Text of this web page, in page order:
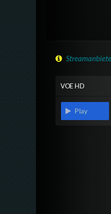
VOE HD
Play